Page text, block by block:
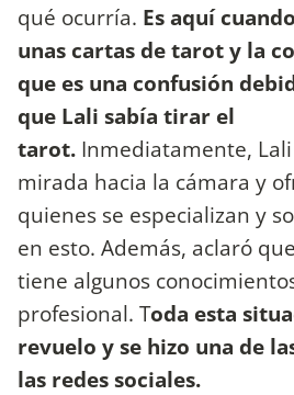
qué ocurría. Es aquí
unas cartas de tarot y la
que es una confusión
que Lali sabía tirar el
tarot. Inmediatamente,
mirada hacia la cámara y
quienes se especializan y
en esto. Además, aclaró
tiene algunos
profesional. Toda esta
revuelo y se hizo una de
las redes sociales.